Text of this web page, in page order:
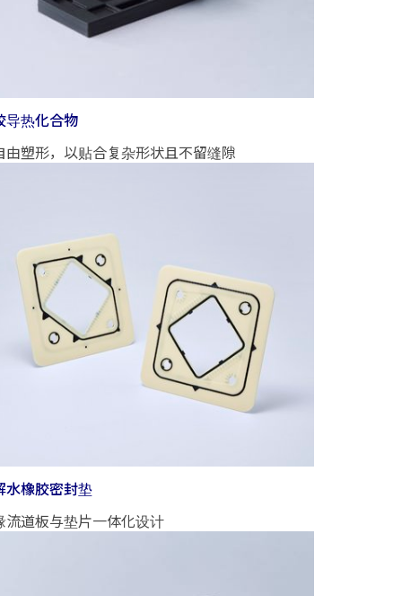
导热化合物
由塑形，以贴合复杂形状且不留缝隙
水橡胶密封垫
流道板与垫片一体化设计